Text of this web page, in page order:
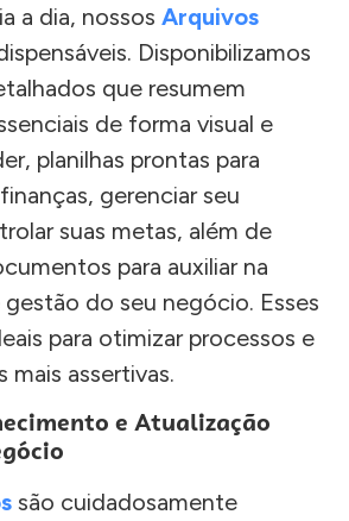
a dia, nossos Arquivos
Disponibilizamos
que resumem
de forma visual e
planilhas prontas para
gerenciar seu
suas metas, além de
para auxiliar na
do seu negócio. Esses
para otimizar processos e
mais assertivas.
e Atualização
são cuidadosamente